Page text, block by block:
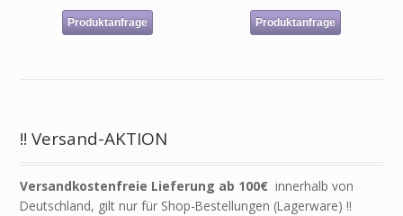
Produktanfrage Produktanfrage
!! Versand-AKTION
Versandkostenfreie Lieferung ab 100€ innerhalb von
Deutschland, gilt nur für Shop-Bestellungen (Lagerware) !!